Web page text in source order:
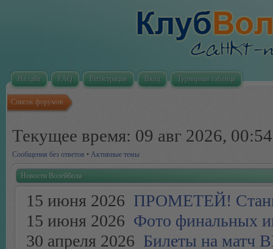
На сайт FAQ Регистрация Вход Турнирная таблица
Список форумов
Текущее время: 09 авг 2026, 00:54
Сообщения без ответов • Активные темы
Новости Волейбола
15 июня 2026 ПРОМЕТЕЙ!
15 июня 2026 Фото финальных
30 апреля 2026 Билеты на матч